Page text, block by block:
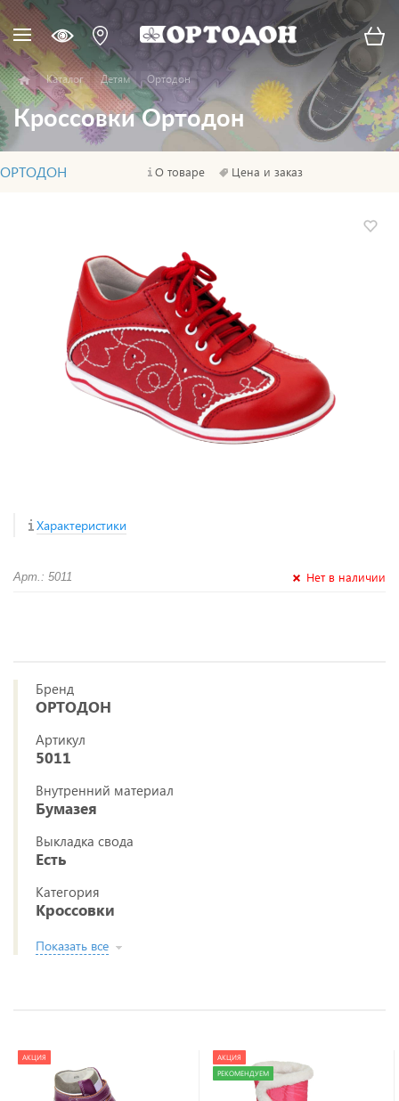
Каталог Детям Ортодон
Кроссовки Ортодон
ОРТОДОН О товаре Цена и заказ
Характеристики
Арт.: 5011 Нет в наличии
Бренд
ОРТОДОН
Артикул
5011
Внутренний материал
Бумазея
Выкладка свода
Есть
Категория
Кроссовки
Показать все
АКЦИЯ
АКЦИЯ
РЕКОМЕНДУЕМ